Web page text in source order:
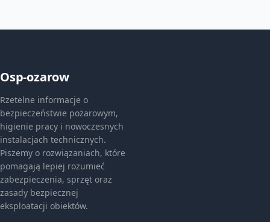
Osp-ozarow
Rzetelne informacje o
bezpieczeństwie pożarowym,
higienie pracy i nowoczesnych
instalacjach technicznych.
Piszemy o rozwiązaniach, które
pomagają lepiej rozumieć
zabezpieczenia, sprzęt oraz
zasady bezpiecznej
eksploatacji obiektów.